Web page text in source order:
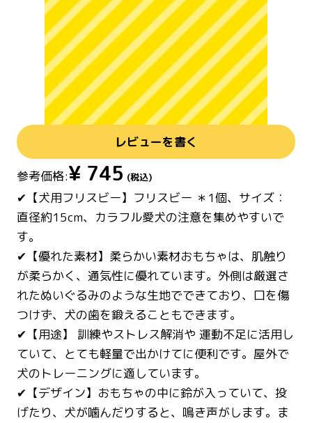
レビューを書く
参考価格:¥ 745 (税込)
✔【犬用フリスビー】フリスビー ＊1個、サイズ：
直径約15cm、カラフル愛犬の注意を集めやすいで
す。
✔【優れた素材】柔らかい素材おもちゃは、肌触り
が柔らかく、通気性に優れています。外側は厳選さ
れたぬいぐるみのような生地でできており、口を傷
つけず、犬の歯を鍛えることもできます。
✔【用途】 訓練やストレス解消や 運動不足に活用し
ていて、とても軽量で出かけてに便利です。屋外で
犬のトレーニングに適しています。
✔【デザイン】おもちゃの中に鈴が入っていて、投
げたり、犬が噛んだりすると、鳴き声がします。ま